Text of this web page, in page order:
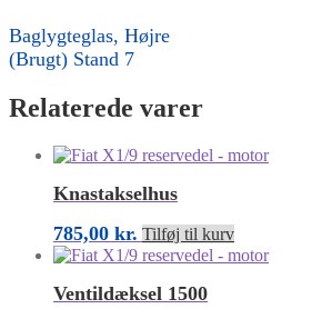
Baglygteglas, Højre
(Brugt) Stand 7
Relaterede varer
Knastakselhus
785,00 kr. Tilføj til kurv
Ventildæksel 1500